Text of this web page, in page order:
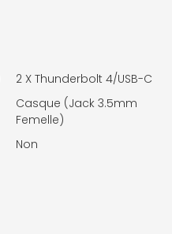
2 X Thunderbolt 4/USB-C
Casque (Jack 3.5mm
Femelle)
Non